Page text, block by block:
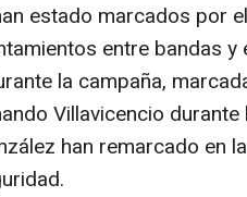
estado marcados por
entre bandas y
la campaña,
Villavicencio
han remarcado en